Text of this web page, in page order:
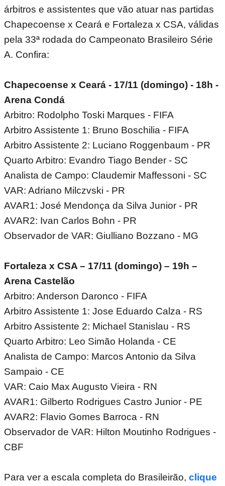
árbitros e assistentes que vão atuar nas partidas
Chapecoense x Ceará e Fortaleza x CSA, válidas
pela 33ª rodada do Campeonato Brasileiro Série
A. Confira:
Chapecoense x Ceará - 17/11 (domingo) - 18h -
Arena Condá
Arbitro: Rodolpho Toski Marques - FIFA
Arbitro Assistente 1: Bruno Boschilia - FIFA
Arbitro Assistente 2: Luciano Roggenbaum - PR
Quarto Arbitro: Evandro Tiago Bender - SC
Analista de Campo: Claudemir Maffessoni - SC
VAR: Adriano Milczvski - PR
AVAR1: José Mendonça da Silva Junior - PR
AVAR2: Ivan Carlos Bohn - PR
Observador de VAR: Giulliano Bozzano - MG
Fortaleza x CSA – 17/11 (domingo) – 19h –
Arena Castelão
Arbitro: Anderson Daronco - FIFA
Arbitro Assistente 1: Jose Eduardo Calza - RS
Arbitro Assistente 2: Michael Stanislau - RS
Quarto Arbitro: Leo Simão Holanda - CE
Analista de Campo: Marcos Antonio da Silva
Sampaio - CE
VAR: Caio Max Augusto Vieira - RN
AVAR1: Gilberto Rodrigues Castro Junior - PE
AVAR2: Flavio Gomes Barroca - RN
Observador de VAR: Hilton Moutinho Rodrigues -
CBF
Para ver a escala completa do Brasileirão, clique